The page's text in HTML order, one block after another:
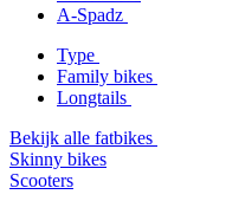
A-Spadz
Type
Family bikes
Longtails
Bekijk alle fatbikes
Skinny bikes
Scooters